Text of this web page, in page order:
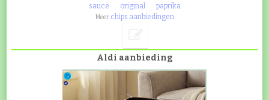
sauce
original paprika
Meer chips aanbiedingen
Aldi aanbieding